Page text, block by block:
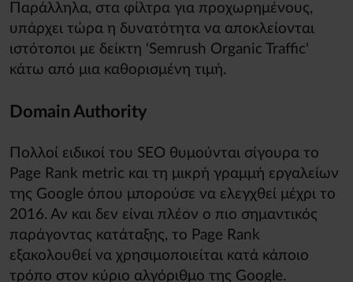
Παράλληλα, στα φίλτρα για προχωρημένους,
υπάρχει τώρα η δυνατότητα να αποκλείονται
ιστότοποι με δείκτη 'Semrush Organic Traffic'
κάτω από μια καθορισμένη τιμή.
Domain Authority
Πολλοί ειδικοί του SEO θυμούνται σίγουρα το
Page Rank metric και τη μικρή γραμμή εργαλείων
της Google όπου μπορούσε να ελεγχθεί μέχρι το
2016. Αν και δεν είναι πλέον ο πιο σημαντικός
παράγοντας κατάταξης, το Page Rank
εξακολουθεί να χρησιμοποιείται κατά κάποιο
τρόπο στον κύριο αλγόριθμο της Google.